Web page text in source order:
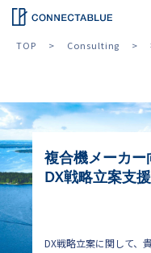
TOP Consulting
複合機メーカー
DX戦略立案支
DX戦略立案に関して、